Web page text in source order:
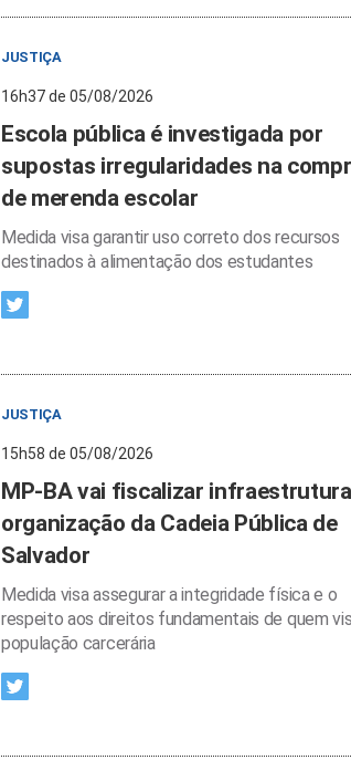
JUSTIÇA
16h37 de 05/08/2026
Escola pública é investigada por
supostas irregularidades na
de merenda escolar
Medida visa garantir uso correto dos recursos
destinados à alimentação dos estudantes
JUSTIÇA
15h58 de 05/08/2026
MP-BA vai fiscalizar
organização da Cadeia Pública de
Salvador
Medida visa assegurar a integridade física e o
respeito aos direitos fundamentais de quem
população carcerária